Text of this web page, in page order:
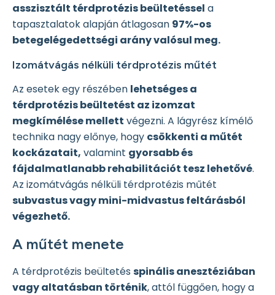
asszisztált térdprotézis beültetéssel a
tapasztalatok alapján átlagosan 97%-os
betegelégedettségi arány valósul meg.
Izomátvágás nélküli térdprotézis műtét
Az esetek egy részében lehetséges a
térdprotézis beültetést az izomzat
megkímélése mellett végezni. A lágyrész kímélő
technika nagy előnye, hogy csökkenti a műtét
kockázatait, valamint gyorsabb és
fájdalmatlanabb rehabilitációt tesz lehetővé.
Az izomátvágás nélküli térdprotézis műtét
subvastus vagy mini-midvastus feltárásból
végezhető.
A műtét menete
A térdprotézis beültetés spinális anesztéziában
vagy altatásban történik, attól függően, hogy a